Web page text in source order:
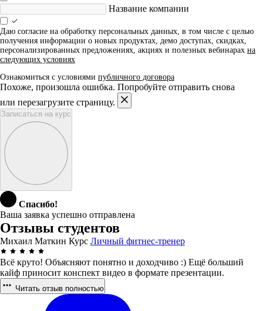
Название компании
Даю согласие на обработку персональных данных, в том числе с целью
получения информации о новых продуктах, демо доступах, скидках,
персонализированных предложениях, акциях и полезных вебинарах на
следующих условиях
Ознакомиться с условиями публичного договора
Похоже, произошла ошибка. Попробуйте отправить снова
или перезагрузите страницу.
Записаться на курс
Спасибо!
Ваша заявка успешно отправлена
Отзывы студентов
Михаил Маткин Курс Личный фитнес-тренер
Всё круто! Объясняют понятно и доходчиво :) Ещё больший
кайф приносит конспект видео в формате презентации.
Читать отзыв полностью